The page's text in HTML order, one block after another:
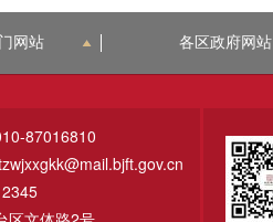
网站 各区政府网站
87016810